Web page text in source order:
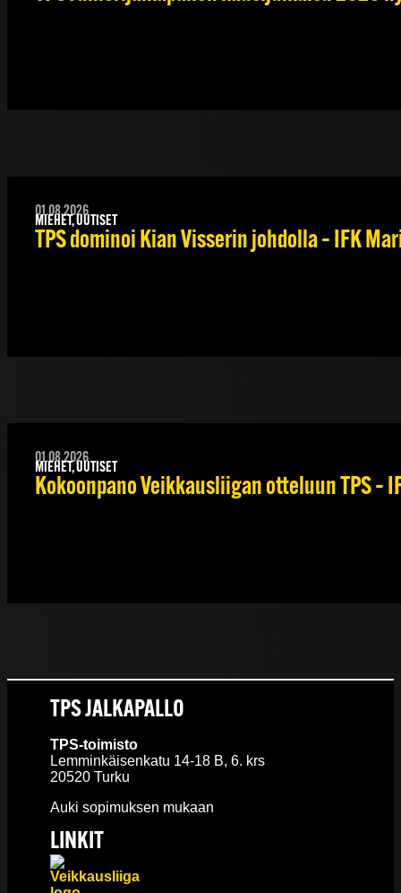
01.08.2026
MIEHET, UUTISET
TPS dominoi Kian Visserin johdolla – IFK
01.08.2026
MIEHET, UUTISET
Kokoonpano Veikkausliigan otteluun TPS –
TPS JALKAPALLO
TPS-toimisto
Lemminkäisenkatu 14-18 B, 6. krs
20520 Turku
Auki sopimuksen mukaan
LINKIT